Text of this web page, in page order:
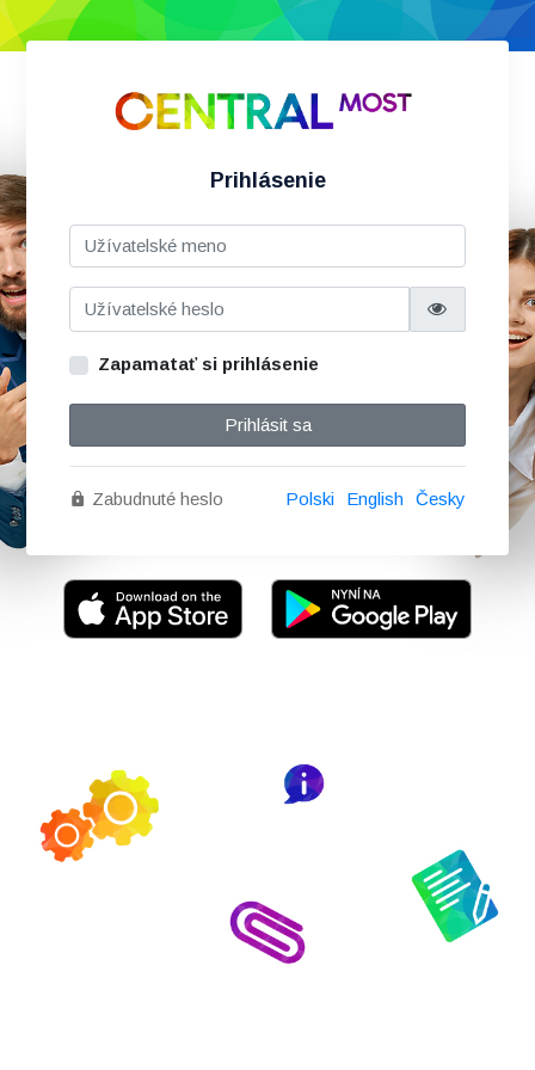
Prihlásenie
Zapamatať si prihlásenie
Prihlásit sa
Zabudnuté heslo Česky
English
Polski